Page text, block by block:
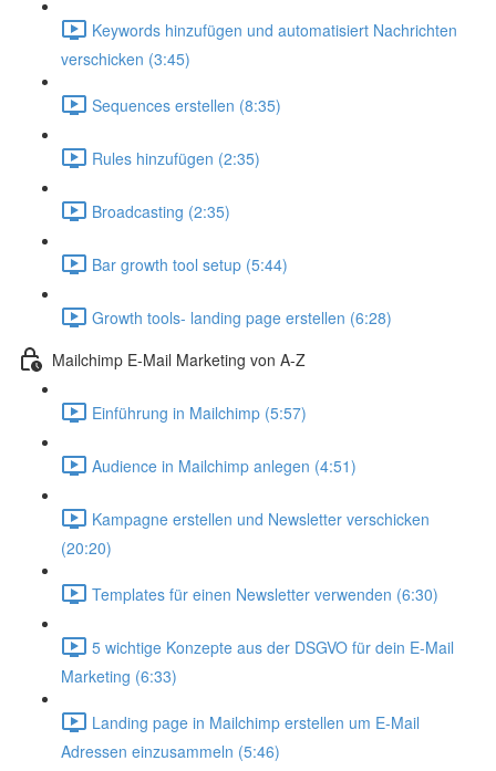
Keywords hinzufügen und automatisiert Nachrichten
verschicken (3:45)
Sequences erstellen (8:35)
Rules hinzufügen (2:35)
Broadcasting (2:35)
Bar growth tool setup (5:44)
Growth tools- landing page erstellen (6:28)
Mailchimp E-Mail Marketing von A-Z
Einführung in Mailchimp (5:57)
Audience in Mailchimp anlegen (4:51)
Kampagne erstellen und Newsletter verschicken
(20:20)
Templates für einen Newsletter verwenden (6:30)
5 wichtige Konzepte aus der DSGVO für dein E-Mail
Marketing (6:33)
Landing page in Mailchimp erstellen um E-Mail
Adressen einzusammeln (5:46)